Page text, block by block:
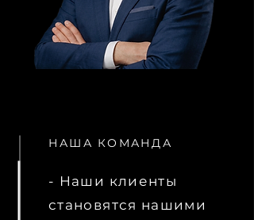
НАША КОМАНДА
- Наши клиенты
становятся нашими